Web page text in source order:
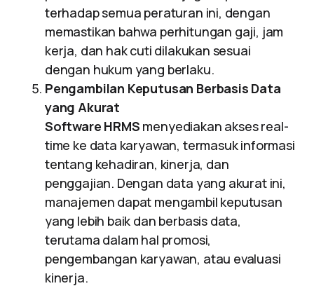
terhadap semua peraturan ini, dengan
memastikan bahwa perhitungan gaji, jam
kerja, dan hak cuti dilakukan sesuai
dengan hukum yang berlaku.
Pengambilan Keputusan Berbasis Data
yang Akurat
Software HRMS menyediakan akses real-
time ke data karyawan, termasuk informasi
tentang kehadiran, kinerja, dan
penggajian. Dengan data yang akurat ini,
manajemen dapat mengambil keputusan
yang lebih baik dan berbasis data,
terutama dalam hal promosi,
pengembangan karyawan, atau evaluasi
kinerja.